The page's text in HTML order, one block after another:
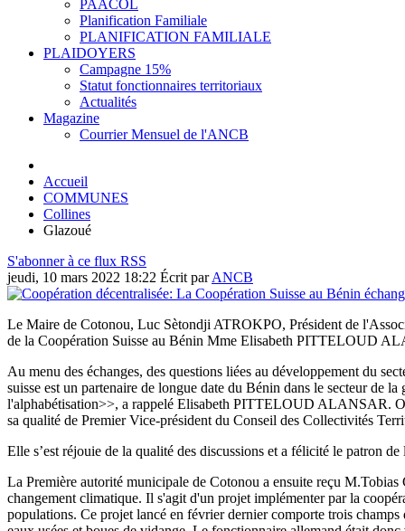
PAACOL
Planification Familiale
PLANIFICATION FAMILIALE
PLAIDOYERS
Campagne 15%
Statut fonctionnaires territoriaux
Actualités
Magazine
Courrier Mensuel de l'ANCB
Accueil
COMMUNES
Collines
Glazoué
S'abonner à ce flux RSS
jeudi, 10 mars 2022 18:22 Écrit parANCB
Le Maire de Cotonou, Luc Sètondji ATROKPO, Président de
de la Coopération Suisse au Bénin Mme Elisabeth PITTELOUD
Au menu des échanges, des questions liées au développement du
suisse est un partenaire de longue date du Bénin dans le secteur de
l'alphabétisation>>, a rappelé Elisabeth PITTELOUD ALANSAR.
sa qualité de Premier Vice-président du Conseil des Collectivités
Elle s’est réjouie de la qualité des discussions et a félicité le patron
La Première autorité municipale de Cotonou a ensuite reçu
changement climatique. Il s'agit d'un projet implémenter par la
populations. Ce projet lancé en février dernier comporte trois